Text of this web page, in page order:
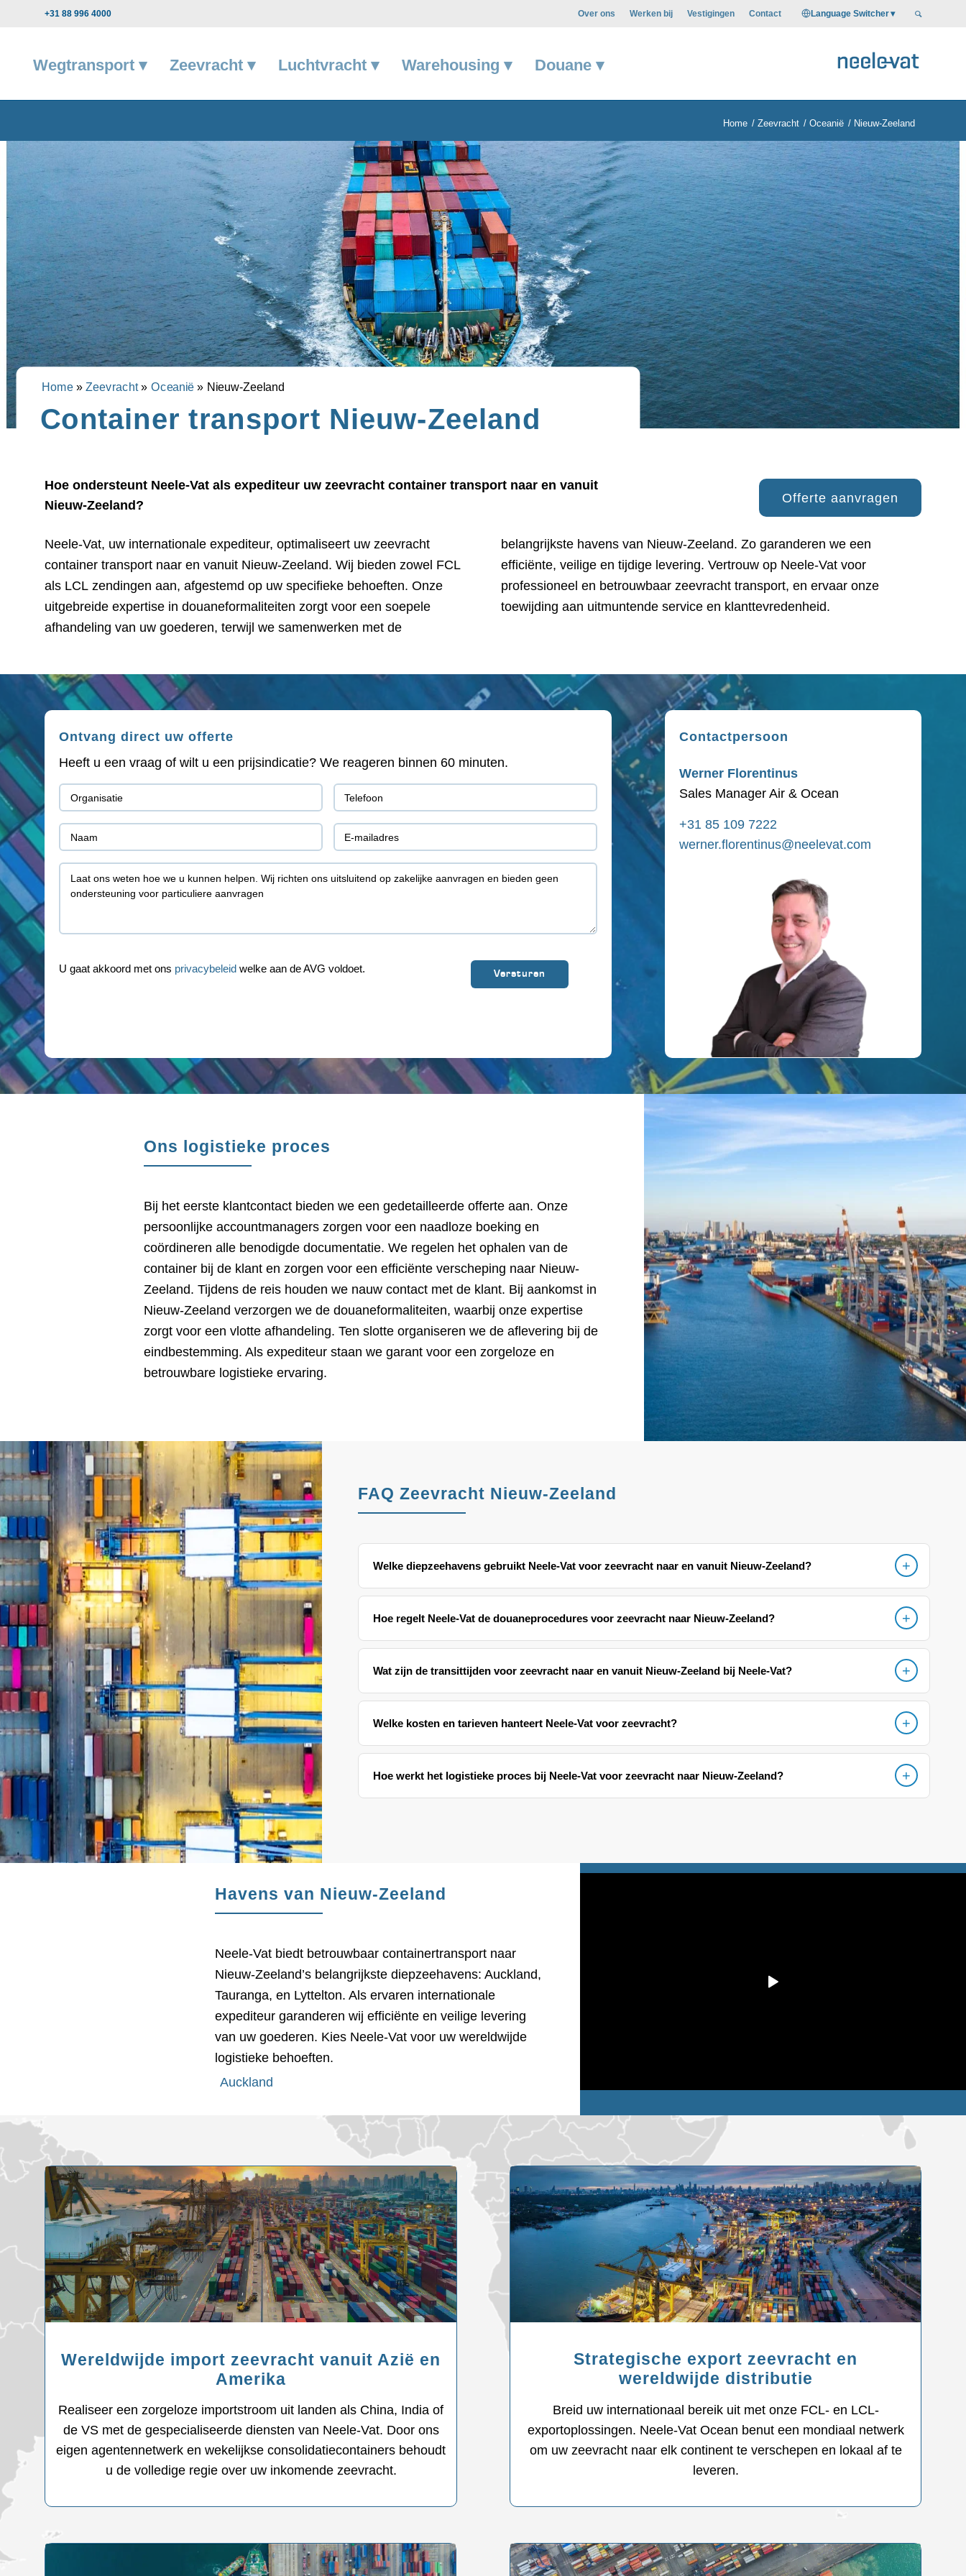
Over ons Werken bij Vestigingen Contact Language Switcher
+31 88 996 4000
Wegtransport ▾ Zeevracht ▾ Luchtvracht ▾ Warehousing ▾ Douane ▾
Home / Zeevracht / Oceanië / Nieuw-Zeeland
Home»Zeevracht» Oceanië » Nieuw-Zeeland
Container transport Nieuw-Zeeland
Hoe ondersteunt Neele-Vat als expediteur uw zeevracht container transport naar en vanuit
Nieuw-Zeeland?
Offerte aanvragen
Neele-Vat, uw internationale expediteur, optimaliseert uw zeevracht
container transport naar en vanuit Nieuw-Zeeland. Wij bieden zowel FCL
als LCL zendingen aan, afgestemd op uw specifieke behoeften. Onze
uitgebreide expertise in douaneformaliteiten zorgt voor een soepele
afhandeling van uw goederen, terwijl we samenwerken met de
belangrijkste havens van Nieuw-Zeeland. Zo garanderen we een
efficiënte, veilige en tijdige levering. Vertrouw op Neele-Vat voor
professioneel en betrouwbaar zeevracht transport, en ervaar onze
toewijding aan uitmuntende service en klanttevredenheid.
Ontvang direct uw offerte
Heeft u een vraag of wilt u een prijsindicatie? We reageren binnen 60 minuten.
Organisatie
(Vereist)
Telefoon
(Vereist)
Naam
(Vereist)
E-
(Vereist)
U gaat akkoord met ons privacybeleid welke aan de AVG voldoet.
Contactpersoon
Werner Florentinus
Sales Manager Air & Ocean
+31 85 109 7222
werner.florentinus@neelevat.com
Ons logistieke proces
Bij het eerste klantcontact bieden we een gedetailleerde offerte aan. Onze
persoonlijke accountmanagers zorgen voor een naadloze boeking en
coördineren alle benodigde documentatie. We regelen het ophalen van de
container bij de klant en zorgen voor een efficiënte verscheping naar Nieuw-
Zeeland. Tijdens de reis houden we nauw contact met de klant. Bij aankomst in
Nieuw-Zeeland verzorgen we de douaneformaliteiten, waarbij onze expertise
zorgt voor een vlotte afhandeling. Ten slotte organiseren we de aflevering bij de
eindbestemming. Als expediteur staan we garant voor een zorgeloze en
betrouwbare logistieke ervaring.
FAQ Zeevracht Nieuw-Zeeland
Welke diepzeehavens gebruikt Neele-Vat voor zeevracht naar en vanuit Nieuw-Zeeland?
Hoe regelt Neele-Vat de douaneprocedures voor zeevracht naar Nieuw-Zeeland?
Wat zijn de transittijden voor zeevracht naar en vanuit Nieuw-Zeeland bij Neele-Vat?
Welke kosten en tarieven hanteert Neele-Vat voor zeevracht?
Hoe werkt het logistieke proces bij Neele-Vat voor zeevracht naar Nieuw-Zeeland?
Havens van Nieuw-Zeeland
Neele-Vat biedt betrouwbaar containertransport naar
Nieuw-Zeeland’s belangrijkste diepzeehavens: Auckland,
Tauranga, en Lyttelton. Als ervaren internationale
expediteur garanderen wij efficiënte en veilige levering
van uw goederen. Kies Neele-Vat voor uw wereldwijde
logistieke behoeften.
Auckland
Wereldwijde import zeevracht vanuit Azië en
Amerika
Realiseer een zorgeloze importstroom uit landen als China, India of
de VS met de gespecialiseerde diensten van Neele-Vat. Door ons
eigen agentennetwerk en wekelijkse consolidatiecontainers behoudt
u de volledige regie over uw inkomende zeevracht.
Strategische export zeevracht en
wereldwijde distributie
Breid uw internationaal bereik uit met onze FCL- en LCL-
exportoplossingen. Neele-Vat Ocean benut een mondiaal netwerk
om uw zeevracht naar elk continent te verschepen en lokaal af te
leveren.